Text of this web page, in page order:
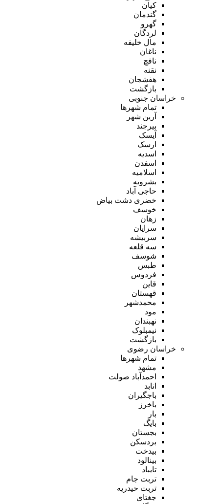
کیان
گندمان
گهرو
لردگان
مال خلیفه
ناغان
نافچ
نقنه
هفشجان
بازگشت
خراسان جنوبی
تمام شهر‌ها
آرین شهر
بیرجند
آیسک
ارسک
اسدیه
اسفدن
اسلامیه
بشرویه
حاجی آباد
خضری دشت بیاض
خوسف
زهان
سرایان
سربیشه
سه قلعه
شوسف
طبس
فردوس
قاین
قهستان
محمدشهر
مود
نهبندان
نیمبلوک
بازگشت
خراسان رضوی
تمام شهر‌ها
مشهد
احمدآباد صولت
انابد
باجگیران
باخرز
بار
بایگ
بجستان
بردسکن
بیدخت
بینالود
تایباد
تربت جام
تربت حیدریه
جغتای